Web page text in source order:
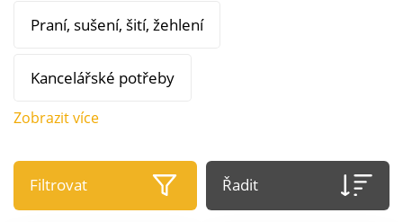
Praní, sušení, šití, žehlení
Kancelářské potřeby
Zobrazit více
Filtrovat Řadit